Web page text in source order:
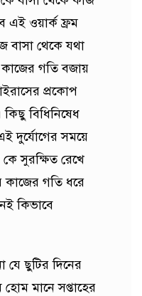
এই ওয়ার্ক ফ্রম
বাসা থেকে যথা
কাজের গতি বজায়
প্রকোপ
বিধিনিষেধ
দুর্যোগের সময়ে
সুরক্ষিত রেখে
কাজের গতি ধরে
কিভাবে
যে ছুটির দিনের
মানে সপ্তাহের